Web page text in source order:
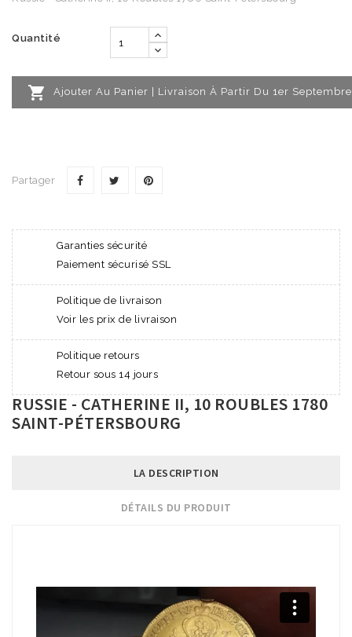
Quantité
 Ajouter Au Panier | Livraison À Partir Du 1er Septembre
Partager
Garanties sécurité
Paiement sécurisé SSL
Politique de livraison
Voir les prix de livraison
Politique retours
Retour sous 14 jours
RUSSIE - CATHERINE II, 10 ROUBLES 1780
SAINT-PÉTERSBOURG
LA DESCRIPTION
DÉTAILS DU PRODUIT